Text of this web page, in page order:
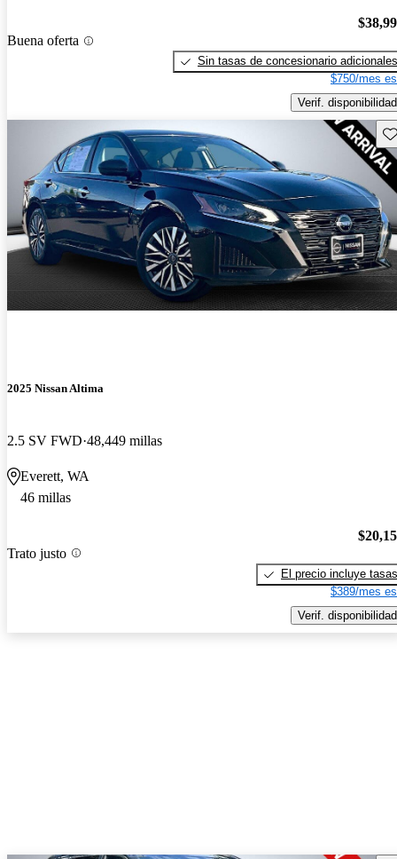
Buena oferta
Sin tasas de concesionario adicionales
$750/mes
Verif. disponibilidad
2025 Nissan Altima
2.5 SV FWD 48,449 millas
Everett, WA
46 millas
Trato justo
El precio incluye tasas
$389/mes
Verif. disponibilidad